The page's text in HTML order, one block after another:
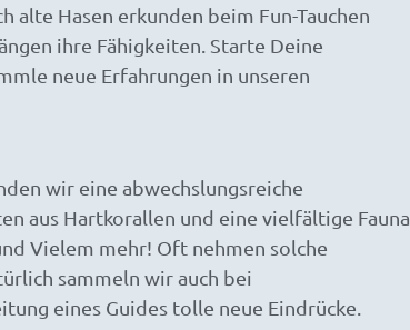
alte Hasen erkunden beim Fun-Tauchen
ihre Fähigkeiten. Starte Deine
neue Erfahrungen in unseren
wir eine abwechslungsreiche
aus Hartkorallen und eine vielfältige Fauna
Vielem mehr! Oft nehmen solche
sammeln wir auch bei
eines Guides tolle neue Eindrücke.